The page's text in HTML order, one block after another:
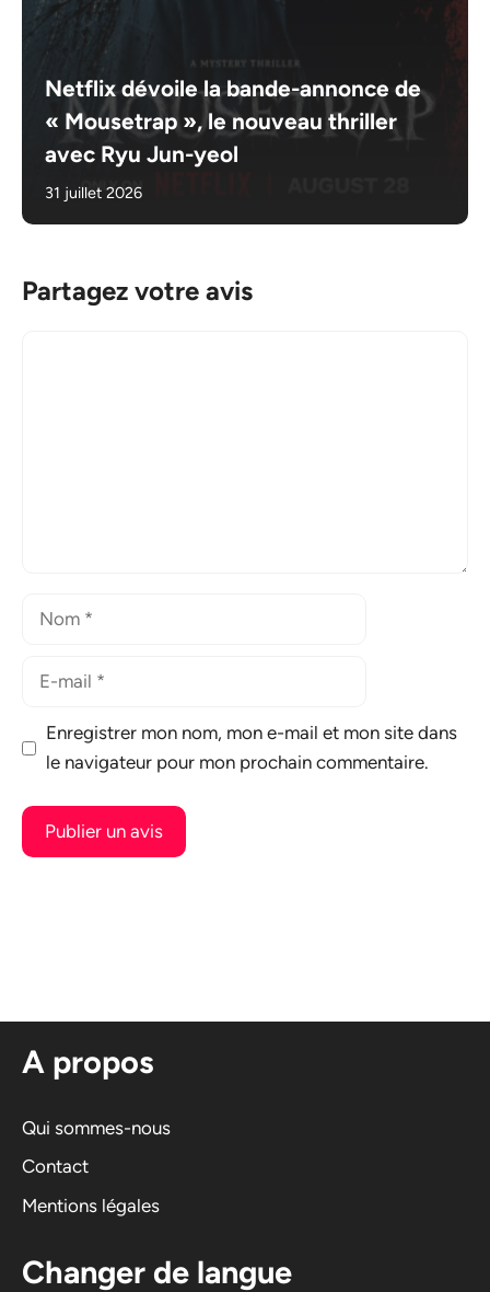
Netflix dévoile la bande-annonce de
« Mousetrap », le nouveau thriller
avec Ryu Jun-yeol
31 juillet 2026
Partagez votre avis
Nom
Enregistrer mon nom, mon e-mail et mon site dans
le navigateur pour mon prochain commentaire.
a
i
e
:
A propos
Qui sommes-nous
Contact
Mentions légales
Changer de langue